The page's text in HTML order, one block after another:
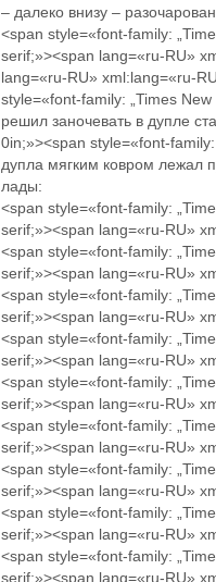
– далеко внизу –
<span style=«font-family:
serif;»><span lang=«ru-RU»
lang=«ru-RU» xml:lang=«ru-
style=«font-family: „Times
решил заночевать в дупле
0in;»><span style=«font-
дупла мягким ковром лежал
лады:
<span style=«font-family:
serif;»><span lang=«ru-RU»
<span style=«font-family:
serif;»><span lang=«ru-RU»
<span style=«font-family:
serif;»><span lang=«ru-RU»
<span style=«font-family:
serif;»><span lang=«ru-RU»
<span style=«font-family:
serif;»><span lang=«ru-RU»
<span style=«font-family:
serif;»><span lang=«ru-RU»
<span style=«font-family:
serif;»><span lang=«ru-RU»
<span style=«font-family:
serif;»><span lang=«ru-RU»
<span style=«font-family:
serif;»><span lang=«ru-RU»